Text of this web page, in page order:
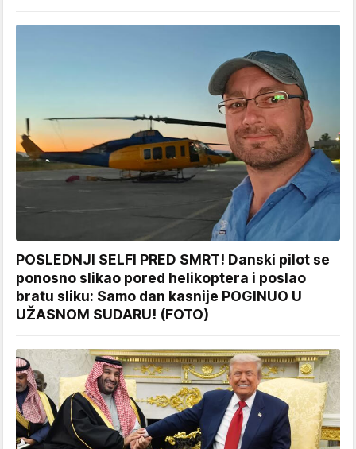
POSLEDNJI SELFI PRED SMRT! Danski pilot se
ponosno slikao pored helikoptera i poslao
bratu sliku: Samo dan kasnije POGINUO U
UŽASNOM SUDARU! (FOTO)